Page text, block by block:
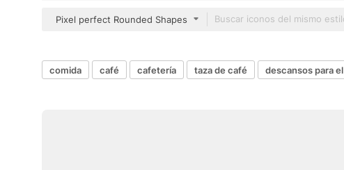
Pixel perfect Rounded Shapes
comida café cafetería taza de café descansos para